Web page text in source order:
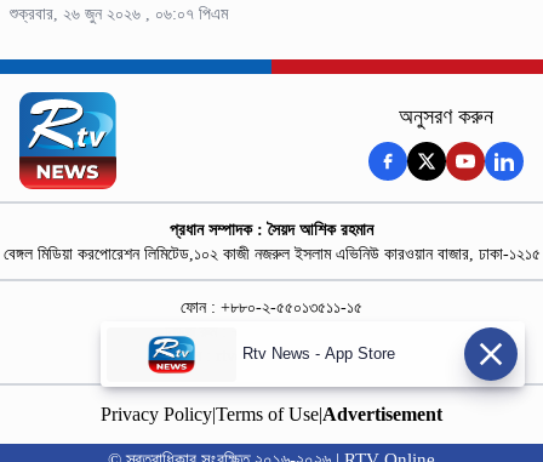
শুক্রবার, ২৬ জুন ২০২৬ , ০৬:০৭ পিএম
অনুসরণ করুন
প্রধান সম্পাদক : সৈয়দ আশিক রহমান
বেঙ্গল মিডিয়া করপোরেশন লিমিটেড,১০২ কাজী নজরুল ইসলাম এভিনিউ কারওয়ান বাজার, ঢাকা-১২১৫
ফোন : +৮৮০-২-৫৫০১৩৫১১-১৫
বিজ্ঞাপন :
rtvdigitalad@gmail.com
Privacy Policy|Terms of Use|Advertisement
Rtv News - App Store